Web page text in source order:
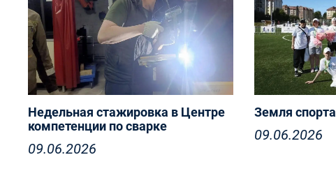
Недельная стажировка в Центре
компетенции по сварке
09.06.2026
Земля спорта
09.06.2026